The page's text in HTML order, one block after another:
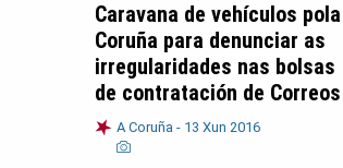
Caravana de vehículos pola
Coruña para denunciar as
irregularidades nas bolsas
de contratación de Correos
A Coruña - 13 Xun 2016